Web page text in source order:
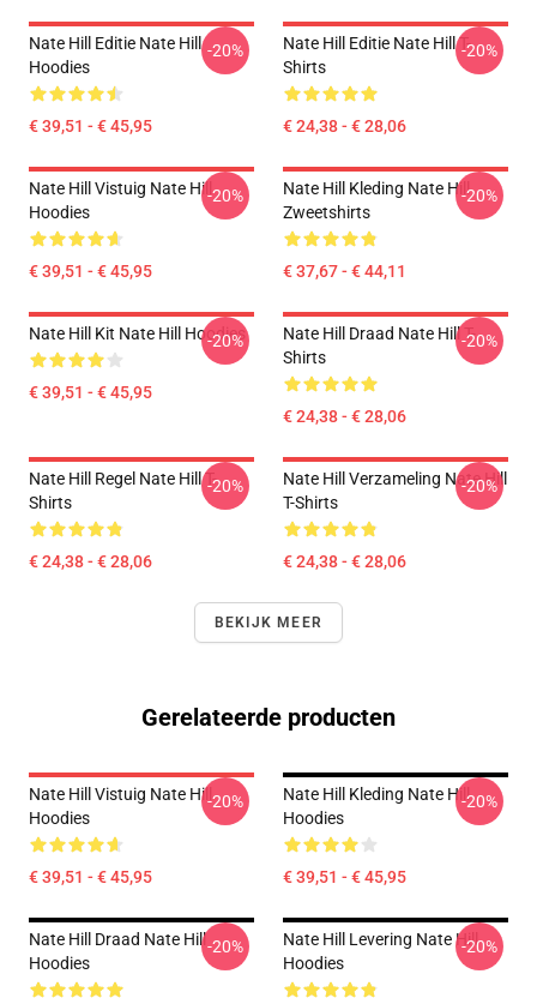
Nate Hill Editie Nate Hill
Hoodies
€ 39,51 - € 45,95
-20%
Nate Hill Editie Nate Hill T-
Shirts
€ 24,38 - € 28,06
-20%
Nate Hill Vistuig Nate Hill
Hoodies
€ 39,51 - € 45,95
-20%
Nate Hill Kleding Nate Hill
Zweetshirts
€ 37,67 - € 44,11
-20%
Nate Hill Kit Nate Hill Hoodies
€ 39,51 - € 45,95
-20%
Nate Hill Draad Nate Hill T-
Shirts
€ 24,38 - € 28,06
-20%
Nate Hill Regel Nate Hill T-
Shirts
€ 24,38 - € 28,06
-20%
Nate Hill Verzameling Nate Hill
T-Shirts
€ 24,38 - € 28,06
-20%
BEKIJK MEER
Gerelateerde producten
Nate Hill Vistuig Nate Hill
Hoodies
€ 39,51 - € 45,95
-20%
Nate Hill Kleding Nate Hill
Hoodies
€ 39,51 - € 45,95
-20%
Nate Hill Draad Nate Hill
Hoodies
-20%
Nate Hill Levering Nate Hill
Hoodies
-20%